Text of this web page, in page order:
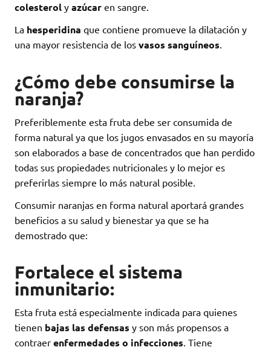
colesterol y azúcar en sangre.
La hesperidina que contiene promueve la dilatación y
una mayor resistencia de los vasos sanguíneos.
¿Cómo debe consumirse la
naranja?
Preferiblemente esta fruta debe ser consumida de
forma natural ya que los jugos envasados en su mayoría
son elaborados a base de concentrados que han perdido
todas sus propiedades nutricionales y lo mejor es
preferirlas siempre lo más natural posible.
Consumir naranjas en forma natural aportará grandes
beneficios a su salud y bienestar ya que se ha
demostrado que:
Fortalece el sistema
inmunitario:
Esta fruta está especialmente indicada para quienes
tienen bajas las defensas y son más propensos a
contraer enfermedades o infecciones. Tiene